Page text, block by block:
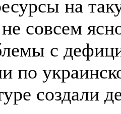
на
совсем
с
по
создали